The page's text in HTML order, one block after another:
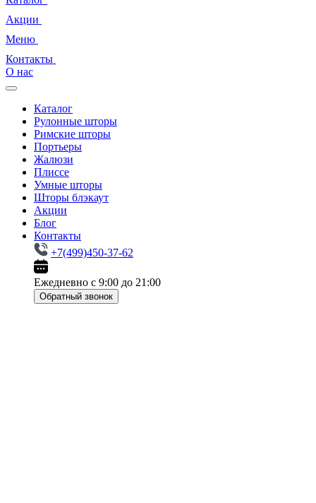
Акции
Меню
Контакты
О нас
Каталог
Рулонные шторы
Римские шторы
Портьеры
Жалюзи
Плиссе
Умные шторы
Шторы блэкаут
Акции
Блог
Контакты
+7(499)450-37-62
Ежедневно с 9:00 до 21:00
Обратный звонок